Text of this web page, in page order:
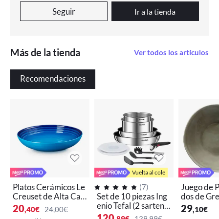
Seguir Ir a la tienda
Más de la tienda Ver todos los artículos
Recomendaciones
Platos Cerámicos Le
Creuset de Alta Cali
dad para Horno, Mic
roondas y Congelad
20,40€ 24,00€
Vuelta al cole
(7)
Set de 10 piezas Ing
enio Tefal (2 sartene
s 22 y 26cm, 2 cazos
Juego de
dos de
co con
o –
29,10€